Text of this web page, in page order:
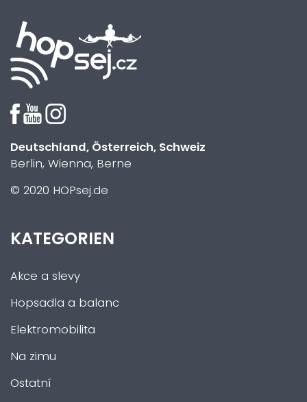
Deutschland, Österreich, Schweiz
Berlin, Wienna, Berne
© 2020 HOPsej.de
KATEGORIEN
Akce a slevy
Hopsadla a balanc
Elektromobilita
Na zimu
Ostatní